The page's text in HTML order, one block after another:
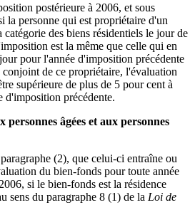
postérieure à 2006, et sous
la personne qui est propriétaire d'un
des biens résidentiels le jour de
est la même que celle qui en
pour l'année d'imposition précédente
de ce propriétaire, l'évaluation
supérieure de plus de 5 pour cent à
d'imposition précédente.
personnes âgées et aux personnes
(2), que celui-ci entraîne ou
du bien-fonds pour toute année
si le bien-fonds est la résidence
sens du paragraphe 8 (1) de la Loi de